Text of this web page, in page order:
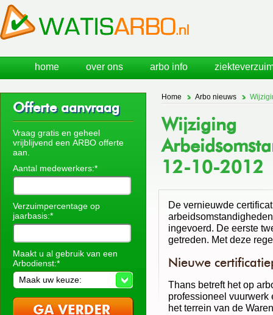
Home Arbo nieuws
Wijziging
12-10-2012
De vernieuwde
ingevoerd. De eerste
getreden. Met deze
Nieuwe
Thans betreft het op
professioneel vuurwerk
het terrein van de
Offerte aanvraag
Vraag gratis en geheel
vrijblijvend een ARBO offerte
aan.
Aantal medewerkers:*
Verzuimpercentage op
jaarbasis:*
Maakt u al gebruik van een
Arbodienst:*
Maak uw keuze:
home over ons arbo info